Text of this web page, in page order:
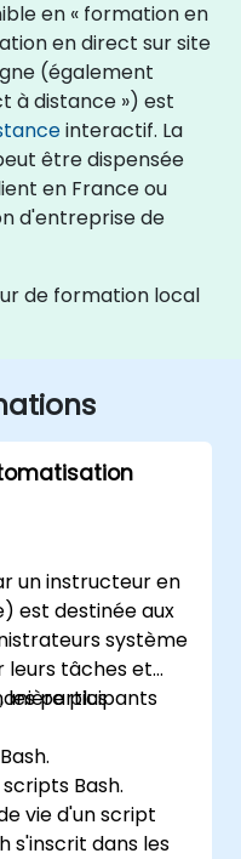
en « formation en
en direct sur site
(également
à distance ») est
interactif. La
être dispensée
en France ou
d'entreprise de
de formation local
un instructeur en
est destinée aux
système
leurs tâches et
plus
les participants
Bash.
vie d'un script
s'inscrit dans les